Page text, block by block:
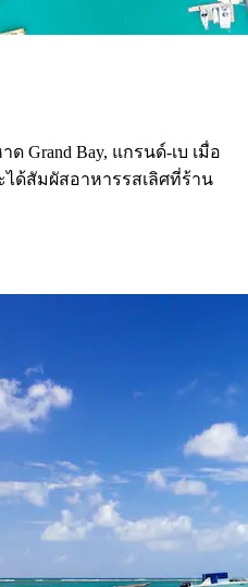
Grand Bay, แกรนด์-เบ เมื่อ
ด้สัมผัสอาหารรสเลิศที่ร้าน